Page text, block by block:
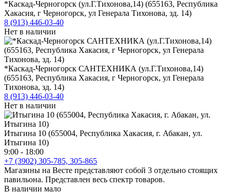
*Каскад-Черногорск (ул.Г.Тихонова,14) (655163, Республика
Хакасия, г Черногорск, ул Генерала Тихонова, зд. 14)
8 (913) 446-03-40
Нет в наличии
*Каскад-Черногорск САНТЕХНИКА (ул.Г.Тихонова,14)
(655163, Республика Хакасия, г Черногорск, ул Генерала
Тихонова, зд. 14)
8 (913) 446-03-40
Нет в наличии
Итыгина 10 (655004, Республика Хакасия, г. Абакан, ул.
Итыгина 10)
9:00 - 18:00
+7 (3902) 305-785, 305-865
Магазины на Весте представляют собой 3 отдельно стоящих
павильона. Представлен весь спектр товаров.
В наличии мало